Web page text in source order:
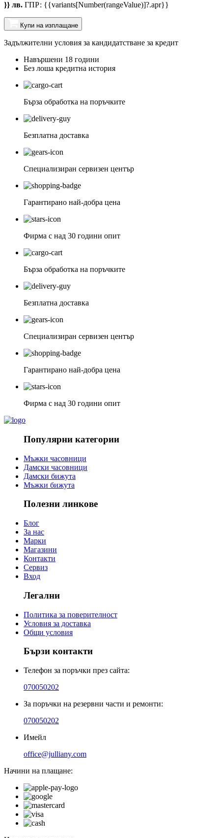
}} лв. ГПР: {{variants[Number(rangeValue)]?.apr}}
Купи на изплащане
Задължителни условия за кандидатстване за кредит
Навършени 18 години
Без лоша кредитна история
Бърза обработка на поръчките
Безплатна доставка
Специализиран сервизен център
Гарантирано най-добра цена
Фирма с над 30 години опит
Бърза обработка на поръчките
Безплатна доставка
Специализиран сервизен център
Гарантирано най-добра цена
Фирма с над 30 години опит
Популярни категории
Мъжки часовници
Дамски часовници
Дамски бижута
Мъжки бижута
Полезни линкове
Блог
За нас
Марки
Магазини
Контакти
Сервиз
Вход
Легални
Политика за поверителност
Условия за доставка
Общи условия
Бързи контакти
Телефон за поръчки през сайта:
070050202
За поръчки на резервни части и ремонти:
070050202
Имейл
office@julliany.com
Начини на плащане: